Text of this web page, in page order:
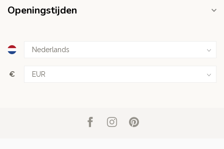
Openingstijden
€